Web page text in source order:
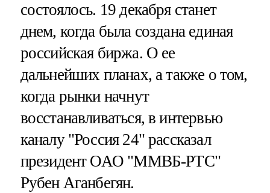
состоялось. 19 декабря станет
днем, когда была создана единая
российская биржа. О ее
дальнейших планах, а также о том,
когда рынки начнут
восстанавливаться, в интервью
каналу "Россия 24" рассказал
президент ОАО "ММВБ-РТС"
Рубен Аганбегян.